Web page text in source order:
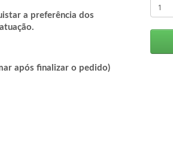
a preferência dos
após finalizar o pedido)